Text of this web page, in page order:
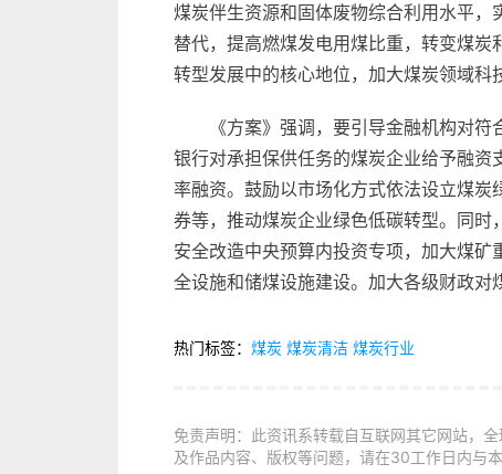
煤炭伴生资源和固体废物综合利用水平
替代，提高燃煤发电用煤比重，转变煤
转型发展中的核心地位，加大煤炭领域科
《方案》强调，要引导金融机构对
银行对承担保供任务的煤炭企业给予融资
率融资。鼓励以市场化方式依法设立煤
券等，推动煤炭企业绿色低碳转型。同
安全改造中央预算内投资专项，加大煤
全设施和储煤设施建设。加大各级财政对
热门标签： 煤炭 煤炭清洁 煤炭行业
免责声明：此资讯系转载自互联网其它网站，
及作品内容、版权等问题，请在30工作日内与